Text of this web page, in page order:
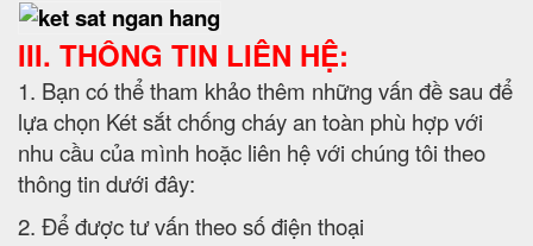
III. THÔNG TIN LIÊN HỆ:
1. Bạn có thể tham khảo thêm những vấn đề sau để
lựa chọn Két sắt chống cháy an toàn phù hợp với
nhu cầu của mình hoặc liên hệ với chúng tôi theo
thông tin dưới đây:
2. Để được tư vấn theo số điện thoại